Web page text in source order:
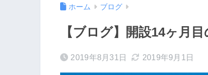
ホーム ブログ
【ブログ】開設14ヶ月
2019年8月31日 2019年9月1日